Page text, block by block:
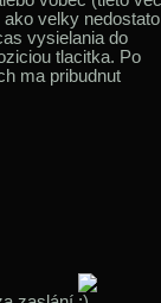
ako velky
vysielania do
tlacitka. Po
ma pribudnut